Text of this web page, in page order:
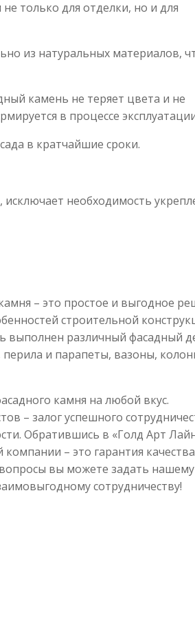
только для отделки, но и для
из натуральных материалов,
камень не теряет цвета и не
в процессе
в кратчайшие сроки.
необходимость
– это простое и выгодное
строительной
выполнен различный фасадный
и парапеты, вазоны,
камня на любой вкус.
– залог успешного
Обратившись в «Голд Арт
– это гарантия
вопросы вы можете задать нашему
сотрудничеству!